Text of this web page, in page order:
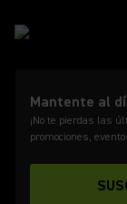
Mantente al
¡No te pierdas las
promociones,